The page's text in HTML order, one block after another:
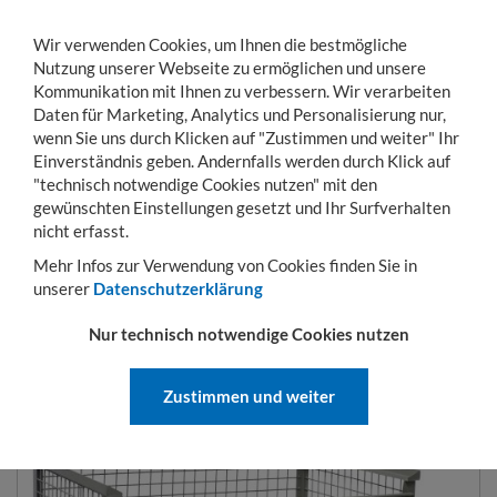
Toggle
navigation
MENÜ KONTO WARENKORB
Sie sind hier: Lager- & Transportgestelle
GITTERBOX-EINSATZWANNE
85-83-12
Wir verwenden Cookies, um Ihnen die bestmögliche
Nutzung unserer Webseite zu ermöglichen und unsere
Kommunikation mit Ihnen zu verbessern. Wir verarbeiten
Daten für Marketing, Analytics und Personalisierung nur,
wenn Sie uns durch Klicken auf "Zustimmen und weiter" Ihr
Einverständnis geben. Andernfalls werden durch Klick auf
"technisch notwendige Cookies nutzen" mit den
gewünschten Einstellungen gesetzt und Ihr Surfverhalten
nicht erfasst.
Mehr Infos zur Verwendung von Cookies finden Sie in
unserer Datenschutzerklärung
Nur technisch notwendige Cookies nutzen
Zustimmen und weiter